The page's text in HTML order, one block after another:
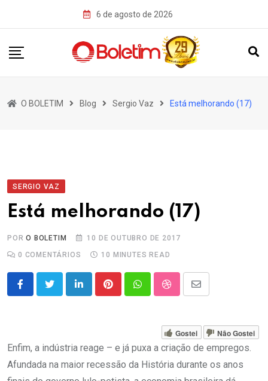
6 de agosto de 2026
O BOLETIM Blog Sergio Vaz Está melhorando (17)
SERGIO VAZ
Está melhorando (17)
PORO BOLETIM
10 DE OUTUBRO DE 2017
0 COMENTÁRIOS 10 MINUTES READ
LinkedInPinterestWhatsappStumbleUpon
Share
Email
Gostei Não Gostei
Enfim, a indústria reage – e já puxa a criação de empregos.
Afundada na maior recessão da História durante os anos